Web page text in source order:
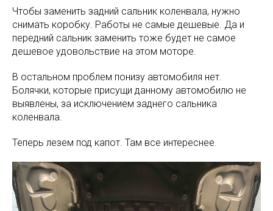
Чтобы заменить задний сальник коленвала, нужно
снимать коробку. Работы не самые дешевые. Да и
передний сальник заменить тоже будет не самое
дешевое удовольствие на этом моторе.
В остальном проблем понизу автомобиля нет.
Болячки, которые присущи данному автомобилю не
выявлены, за исключением заднего сальника
коленвала.
Теперь лезем под капот. Там все интереснее.